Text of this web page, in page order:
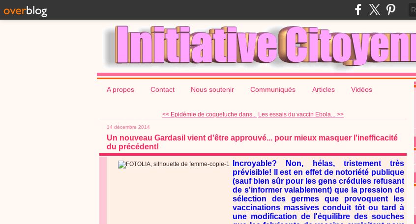
A propos Contact Nous soutenir Communiqués Articles Vidéos
<< Epidémie de coqueluche dans... Les essais du vaccin Ebola... >>
14 décembre 2014
Un nouveau Gardasil vient d'être approuvé... pour mieux masquer l'inefficacité
du précédent!
Incroyable? Non, hélas, tristement très
prévisible! ll est en effet de notoriété publique
(sauf bien sûr pour les gens crédules refusant
de s'informer valablement) que la pression de
sélection des germes que provoquent les
vaccinations massives conduit tôt ou tard à
une modification de l'équilibre des souches